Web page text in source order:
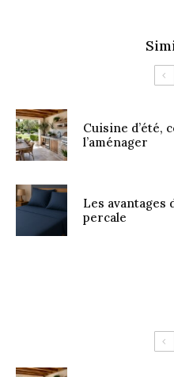
Cuisine d’été,
l’aménager
Les avantages
percale